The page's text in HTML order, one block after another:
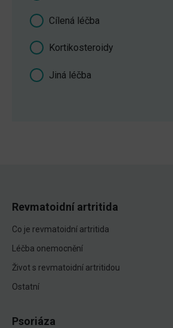
Cílená léčba
Kortikosteroidy
Jiná léčba
Revmatoidní artritida
Co je revmatoidní artritida
Léčba onemocnění
Život s revmatoidní artritidou
Ostatní
Psoriáza